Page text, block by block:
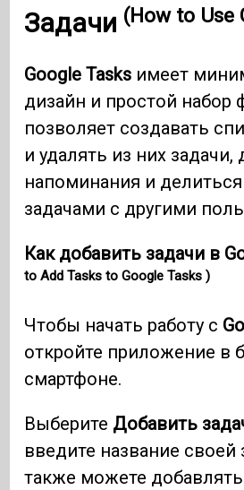
Задачи (How to Use
Google Tasks имеет
дизайн и простой набор
позволяет создавать
и удалять из них задачи,
напоминания и
задачами с другими
Как добавить задачи в
to Add Tasks to Google Tasks )
Чтобы начать работу с
откройте приложение в
смартфоне.
Выберите Добавить
введите название своей
также можете